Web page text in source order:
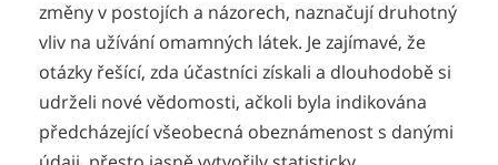
změny v postojích a názorech, naznačují druhotný
vliv na užívání omamných látek. Je zajímavé, že
otázky řešící, zda účastníci získali a dlouhodobě si
udrželi nové vědomosti, ačkoli byla indikována
předcházející všeobecná obeznámenost s danými